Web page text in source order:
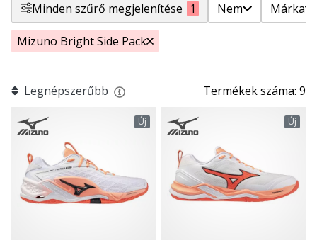
2026.05.15.
•
5 perces olvasási idő
PUMA
Accelerate
NITRO
SQD
5
Ismerd
meg
az
új
Minden szűrő megjelenítése 1 Nem Márka
Cipő mérete
Szín
Modell
Kollekció
Mizuno Bright Side Pack
Legnépszerűbb Termékek száma: 9
Új Új